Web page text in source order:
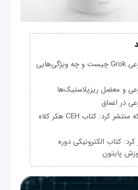
هوش مصنوعی Grok چیست و چه ویژگی‌هایی
و معضل ریزپلاستیک‌ها
در اعماق
ماهنامه شبکه منتشر کرد: کتاب CEH هکر کلاه
کتاب الکترونیکی دوره
پایتون